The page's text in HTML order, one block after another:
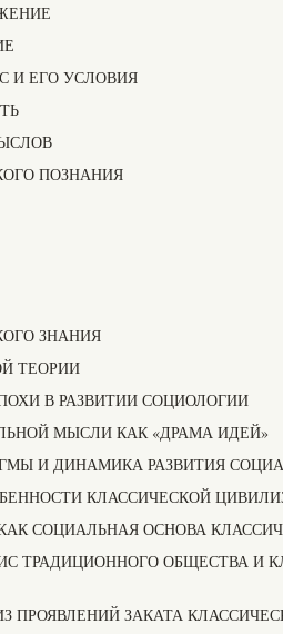
И ЕГО УСЛОВИЯ
ПОЗНАНИЯ
ЗНАНИЯ
ТЕОРИИ
В РАЗВИТИИ СОЦИОЛОГИИ
МЫСЛИ КАК «ДРАМА ИДЕЙ»
И ДИНАМИКА РАЗВИТИЯ
КЛАССИЧЕСКОЙ
СОЦИАЛЬНАЯ ОСНОВА
ТРАДИЦИОННОГО ОБЩЕСТВА И
ПРОЯВЛЕНИЙ ЗАКАТА